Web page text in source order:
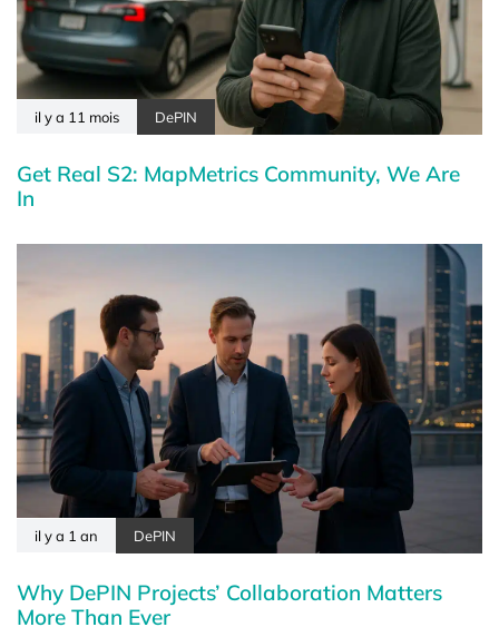
il y a 11 mois DePIN
Get Real S2: MapMetrics Community, We Are
In
il y a 1 an DePIN
Why DePIN Projects’ Collaboration Matters
More Than Ever